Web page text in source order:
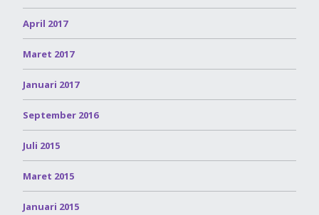
April 2017
Maret 2017
Januari 2017
September 2016
Juli 2015
Maret 2015
Januari 2015